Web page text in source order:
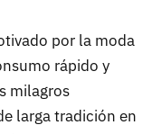
por la moda
rápido y
milagros
larga tradición en